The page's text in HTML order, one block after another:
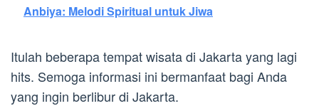
Anbiya: Melodi Spiritual untuk Jiwa
Itulah beberapa tempat wisata di Jakarta yang lagi
hits. Semoga informasi ini bermanfaat bagi Anda
yang ingin berlibur di Jakarta.